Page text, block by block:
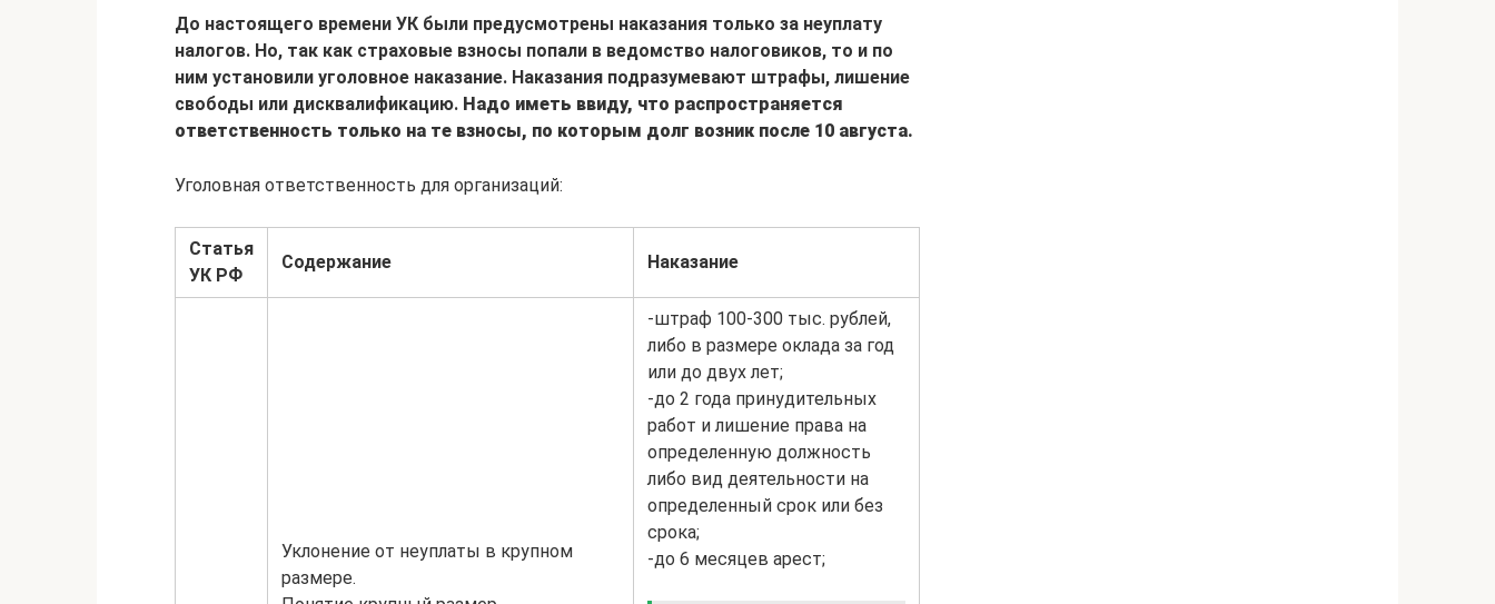
До настоящего времени УК были предусмотрены наказания только за неуплату
налогов. Но, так как страховые взносы попали в ведомство налоговиков, то и по
ним установили уголовное наказание. Наказания подразумевают штрафы, лишение
свободы или дисквалификацию. Надо иметь ввиду, что распространяется
ответственность только на те взносы, по которым долг возник после 10 августа.
Уголовная ответственность для организаций:
Статья
УК РФ
Содержание Наказание
Уклонение от неуплаты в крупном
размере.
-штраф 100-300 тыс. рублей,
либо в размере оклада за год
или до двух лет;
-до 2 года принудительных
работ и лишение права на
определенную должность
либо вид деятельности на
определенный срок или без
срока;
-до 6 месяцев арест;